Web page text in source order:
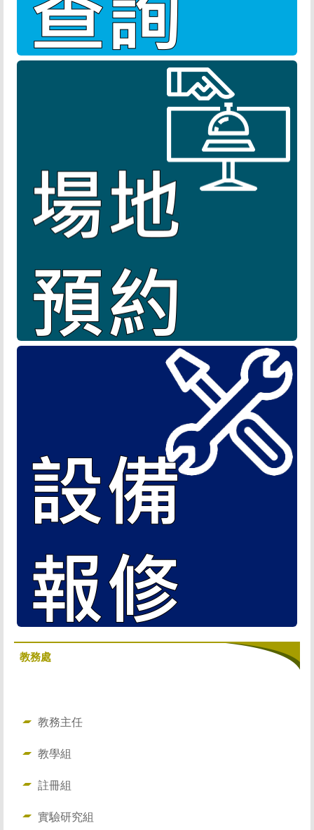
教務處
教務主任
教學組
註冊組
實驗研究組